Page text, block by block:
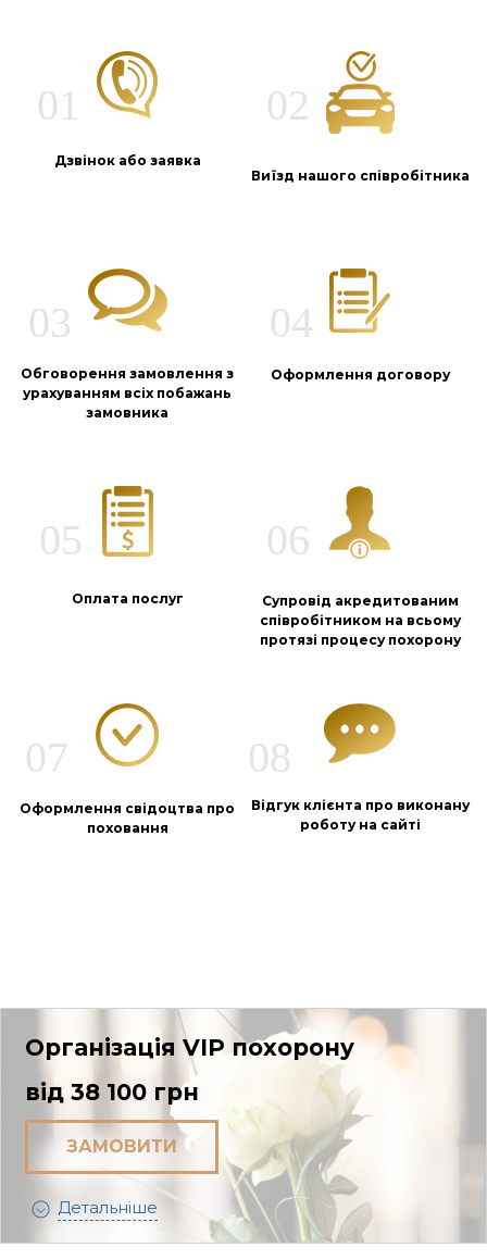
Дзвінок або заявка
Виїзд нашого співробітника
Обговорення замовлення з
урахуванням всіх побажань
замовника
Оформлення договору
Оплата послуг
Супровід акредитованим
співробітником на всьому
протязі процесу похорону
Оформлення свідоцтва про
поховання
Відгук клієнта про виконану
роботу на сайті
Організація VIP похорону
від 38 100 грн
ЗАМОВИТИ
Детальніше